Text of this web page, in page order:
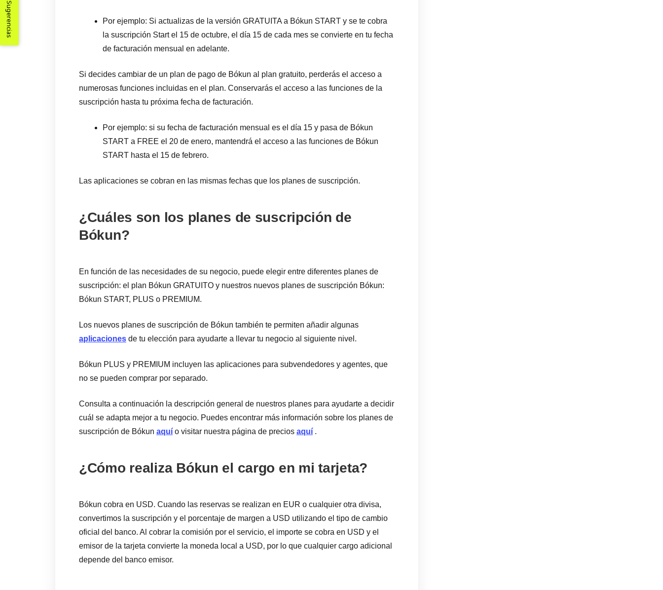
Por ejemplo: Si actualizas de la versión GRATUITA a Bókun START y se te cobra
la suscripción Start el 15 de octubre, el día 15 de cada mes se convierte en tu fecha
de facturación mensual en adelante.
Si decides cambiar de un plan de pago de Bókun al plan gratuito, perderás el acceso a
numerosas funciones incluidas en el plan. Conservarás el acceso a las funciones de la
suscripción hasta tu próxima fecha de facturación.
Por ejemplo: si su fecha de facturación mensual es el día 15 y pasa de Bókun
START a FREE el 20 de enero, mantendrá el acceso a las funciones de Bókun
START hasta el 15 de febrero.
Las aplicaciones se cobran en las mismas fechas que los planes de suscripción.
¿Cuáles son los planes de suscripción de
Bókun?
En función de las necesidades de su negocio, puede elegir entre diferentes planes de
suscripción: el plan Bókun GRATUITO y nuestros nuevos planes de suscripción Bókun:
Bókun START, PLUS o PREMIUM.
Los nuevos planes de suscripción de Bókun también te permiten añadir algunas
aplicaciones de tu elección para ayudarte a llevar tu negocio al siguiente nivel.
Bókun PLUS y PREMIUM incluyen las aplicaciones para subvendedores y agentes, que
no se pueden comprar por separado.
Consulta a continuación la descripción general de nuestros planes para ayudarte a decidir
cuál se adapta mejor a tu negocio. Puedes encontrar más información sobre los planes de
suscripción de Bókun aquí o visitar nuestra página de precios aquí .
¿Cómo realiza Bókun el cargo en mi tarjeta?
Bókun cobra en USD. Cuando las reservas se realizan en EUR o cualquier otra divisa,
convertimos la suscripción y el porcentaje de margen a USD utilizando el tipo de cambio
oficial del banco. Al cobrar la comisión por el servicio, el importe se cobra en USD y el
emisor de la tarjeta convierte la moneda local a USD, por lo que cualquier cargo adicional
depende del banco emisor.
Sugerencias